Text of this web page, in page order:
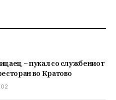
– пукал со службениот
во Кратово